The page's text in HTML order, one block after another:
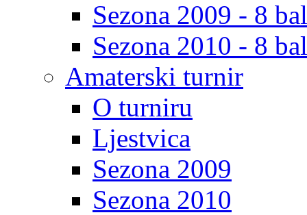
Sezona 2009 - 8
Sezona 2010 - 8
Amaterski turnir
O turniru
Ljestvica
Sezona 2009
Sezona 2010